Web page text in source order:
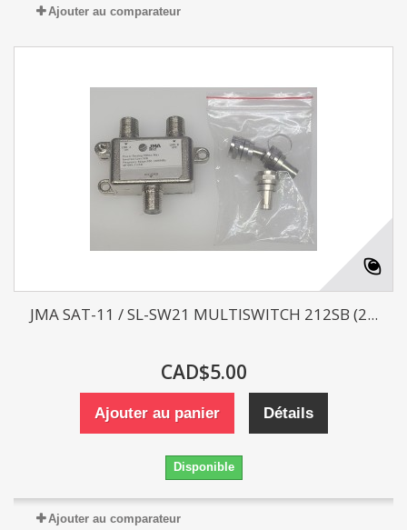
Ajouter au comparateur
JMA SAT-11 / SL-SW21 MULTISWITCH 212SB (2...
CAD$5.00
Ajouter au panier Détails
Disponible
Ajouter au comparateur